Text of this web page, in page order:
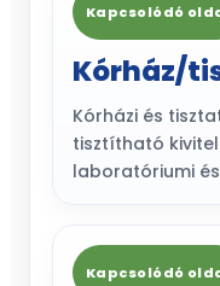
Kapcsolódó
Kórház/
Kórházi és
tisztítható
laboratóriumi
Kapcsolódó